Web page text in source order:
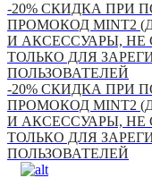
-20% СКИДКА ПРИ
ПРОМОКОД MINT2
И АКСЕССУАРЫ,
ТОЛЬКО ДЛЯ
ПОЛЬЗОВАТЕЛЕЙ
-20% СКИДКА ПРИ
ПРОМОКОД MINT2
И АКСЕССУАРЫ,
ТОЛЬКО ДЛЯ
ПОЛЬЗОВАТЕЛЕЙ